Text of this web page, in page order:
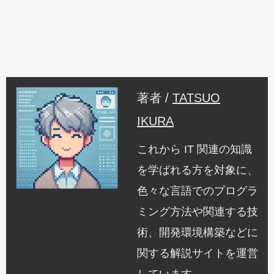
著者 / TATSUO
IKURA
これから IT 関連の知識
を学ばれる方を対象に、
色々な言語でのプログラ
ミング方法や関連する技
術、開発環境構築などに
関する解説サイトを運営